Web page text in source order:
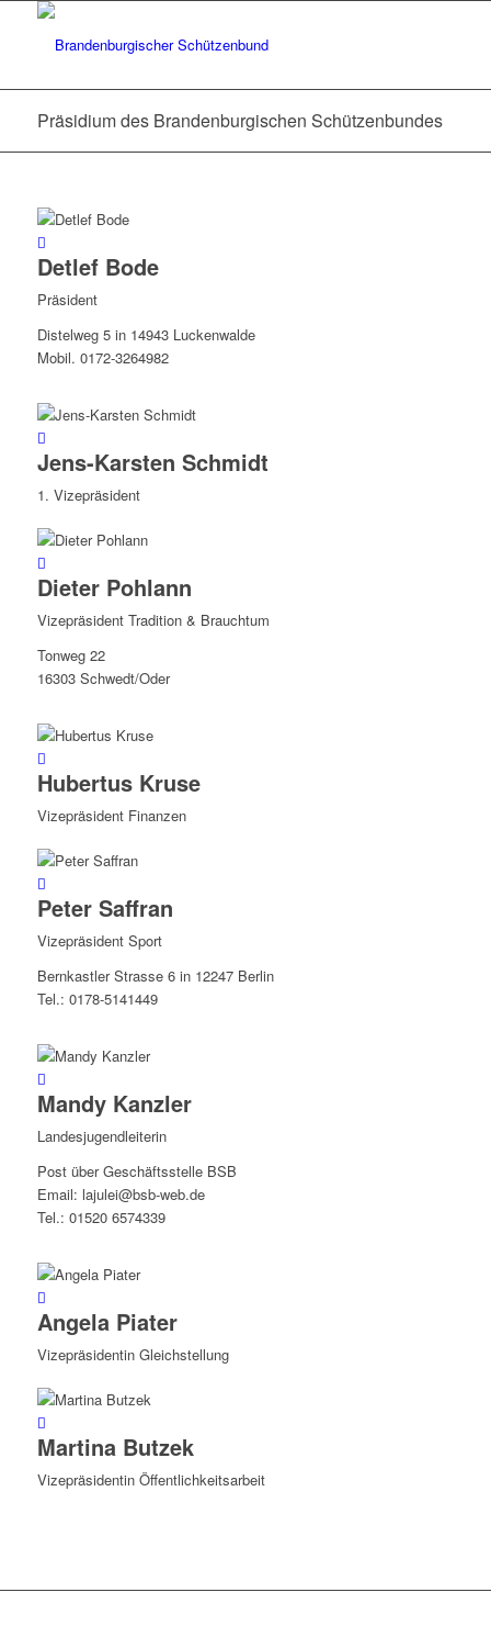
Präsidium des Brandenburgischen Schützenbundes
Detlef Bode
Präsident
Distelweg 5 in 14943 Luckenwalde
Mobil. 0172-3264982
Jens-Karsten Schmidt
1. Vizepräsident
Dieter Pohlann
Vizepräsident Tradition & Brauchtum
Tonweg 22
16303 Schwedt/Oder
Hubertus Kruse
Vizepräsident Finanzen
Peter Saffran
Vizepräsident Sport
Bernkastler Strasse 6 in 12247 Berlin
Tel.: 0178-5141449
Mandy Kanzler
Landesjugendleiterin
Post über Geschäftsstelle BSB
Email: lajulei@bsb-web.de
Tel.: 01520 6574339
Angela Piater
Vizepräsidentin Gleichstellung
Martina Butzek
Vizepräsidentin Öffentlichkeitsarbeit